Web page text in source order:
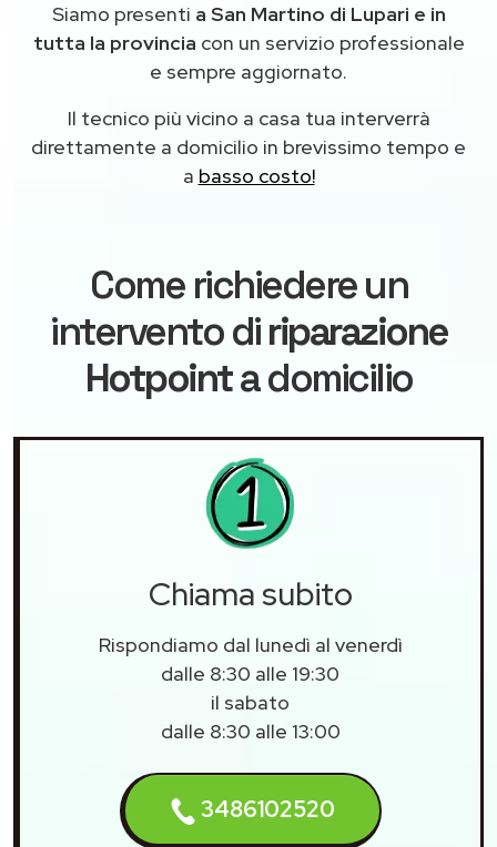
Siamo presenti a San Martino di Lupari e in
tutta la provincia con un servizio professionale
e sempre aggiornato.
Il tecnico più vicino a casa tua interverrà
direttamente a domicilio in brevissimo tempo e
a basso costo!
Come richiedere un
intervento diriparazione
Hotpointa domicilio
Chiama subito
Rispondiamo dal lunedì al venerdì
dalle 8:30 alle 19:30
il sabato
dalle 8:30 alle 13:00
3486102520